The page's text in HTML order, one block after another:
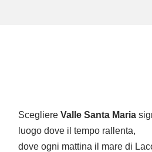
ScegliereValle Santa Maria
luogo dove il tempo rallenta,
dove ogni mattina il mare di